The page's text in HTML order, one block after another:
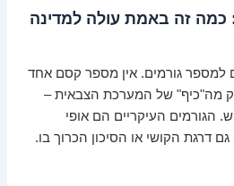
זה באמת עולה למדינה
למספר גורמים. אין מספר קסם אחד
מה"כיף" של המערכת הצבאית –
הגורמים העיקריים הם אופי
דרגת הקושי או הסיכון הכרוך בו.